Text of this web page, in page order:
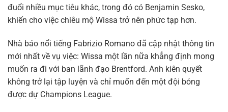
đuổi nhiều mục tiêu khác, trong đó có Benjamin Sesko,
khiến cho việc chiêu mộ Wissa trở nên phức tạp hơn.
Nhà báo nổi tiếng Fabrizio Romano đã cập nhật thông tin
mới nhất về vụ việc: Wissa một lần nữa khẳng định mong
muốn ra đi với ban lãnh đạo Brentford. Anh kiên quyết
không trở lại tập luyện và chỉ muốn đến một đội bóng
được dự Champions League.